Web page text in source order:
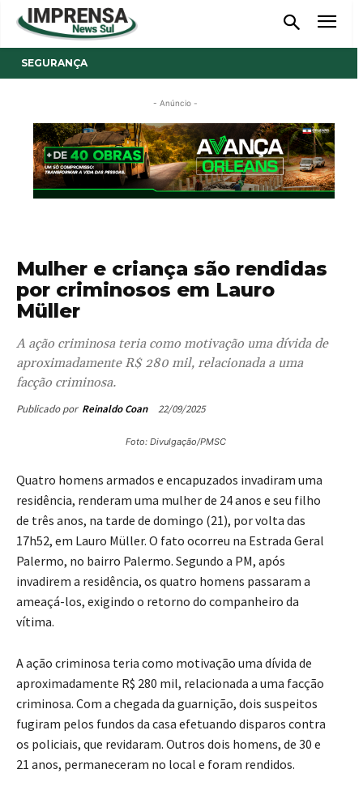
SEGURANÇA
- Anúncio -
Mulher e criança são rendidas
por criminosos em Lauro
Müller
A ação criminosa teria como motivação uma dívida de
aproximadamente R$ 280 mil, relacionada a uma
facção criminosa.
Publicado por Reinaldo Coan 22/09/2025
Foto: Divulgação/PMSC
Quatro homens armados e encapuzados invadiram uma
residência, renderam uma mulher de 24 anos e seu filho
de três anos, na tarde de domingo (21), por volta das
17h52, em Lauro Müller. O fato ocorreu na Estrada Geral
Palermo, no bairro Palermo. Segundo a PM, após
invadirem a residência, os quatro homens passaram a
ameaçá-los, exigindo o retorno do companheiro da
vítima.
A ação criminosa teria como motivação uma dívida de
aproximadamente R$ 280 mil, relacionada a uma facção
criminosa. Com a chegada da guarnição, dois suspeitos
fugiram pelos fundos da casa efetuando disparos contra
os policiais, que revidaram. Outros dois homens, de 30 e
21 anos, permaneceram no local e foram rendidos.